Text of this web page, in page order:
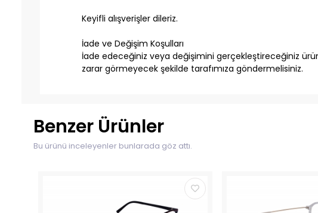
Keyifli alışverişler dileriz.
İade ve Değişim Koşulları
İade edeceğiniz veya değişimini gerçekleştireceğiniz
zarar görmeyecek şekilde tarafımıza göndermelisiniz.
Benzer Ürünler
Bu ürünü inceleyenler bunlarada göz attı.